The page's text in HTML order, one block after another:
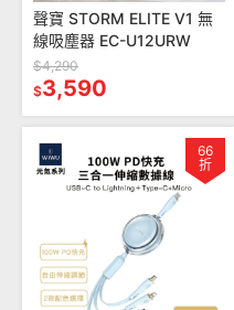
聲寶 STORM ELITE V1 無
線吸塵器 EC-U12URW
$4,290
$3,590
66
折